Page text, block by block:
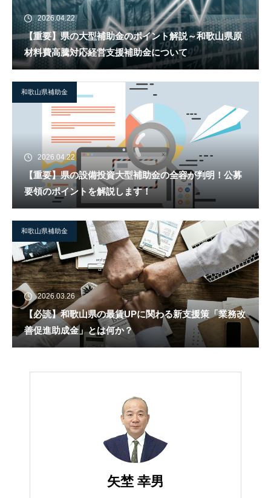
2026.04.22
【重要】県の大型補助金のポイント解説～和歌山県原
材料費高騰対応経営支援補助金について
和歌山県補助金
2026.04.22
【重要】県の設備投資大型補助金の全容が判明！公募
要領のポイントを解説します！
和歌山県補助金
2026.03.26
【必読】和歌山県の最賃UPに関わる新支援策「業務改
善促進助成金」とは何か？
矢埜 幸男